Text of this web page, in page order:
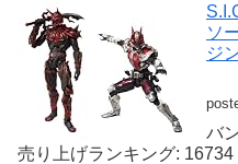
ソ
ジ
バ
売り上げランキング: 16734